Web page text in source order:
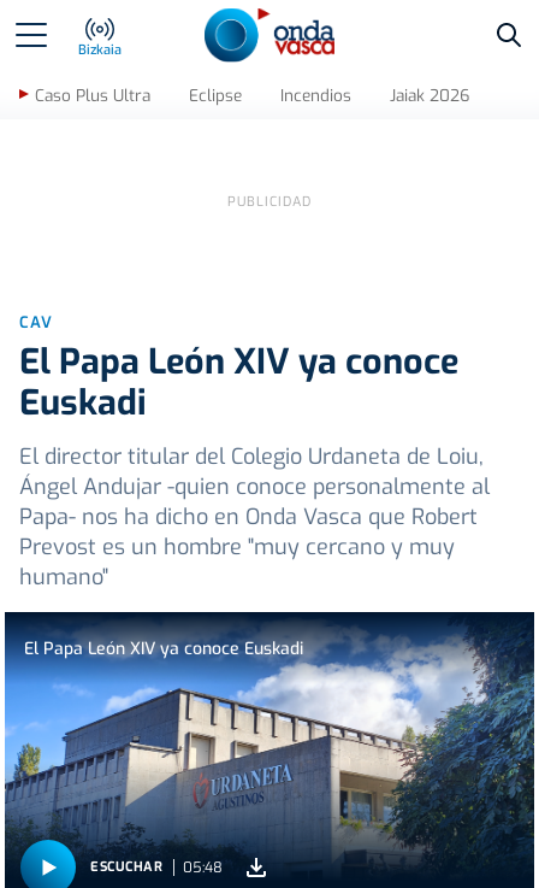
Bizkaia
Caso Plus Ultra Eclipse Incendios Jaiak 2026
CAV
El Papa León XIV ya conoce
Euskadi
El director titular del Colegio Urdaneta de Loiu,
Ángel Andujar -quien conoce personalmente al
Papa- nos ha dicho en Onda Vasca que Robert
Prevost es un hombre "muy cercano y muy
humano"
El Papa León XIV ya conoce Euskadi
ESCUCHAR 05:48